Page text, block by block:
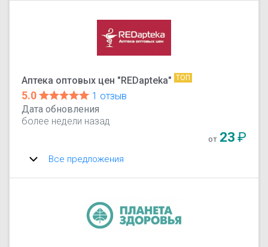
Аптека оптовых цен "REDapteka" ТОП
5.0
1 отзыв
Дата обновления
более недели назад
от 23₽
Все предложения